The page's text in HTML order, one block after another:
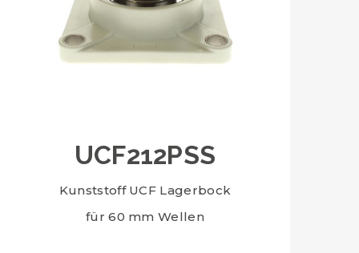
UCF212PSS
Kunststoff UCF Lagerbock
für 60 mm Wellen